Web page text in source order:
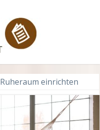
Ruheraum einrichten